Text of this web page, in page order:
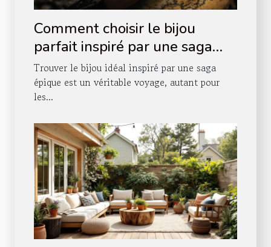
Comment choisir le bijou
parfait inspiré par une saga
épique ?
Trouver le bijou idéal inspiré par une saga
épique est un véritable voyage, autant pour
les...